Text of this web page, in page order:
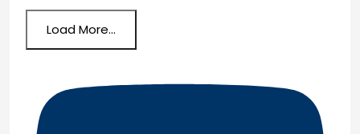
Load More...